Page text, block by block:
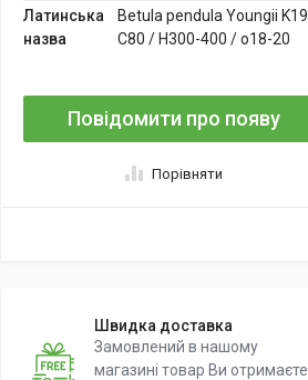
Латинська
назва
Betula pendula Youngii K19
C80 / H300-400 / o18-20
Повідомити про появу
Порівняти
Швидка доставка
Замовлений в нашому
магазині товар Ви отримаєте